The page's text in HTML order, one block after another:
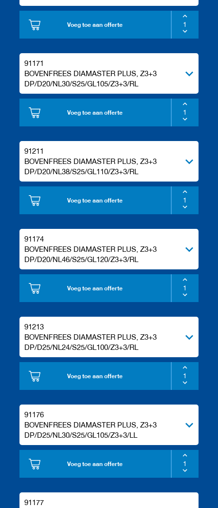
Voeg toe aan offerte
91171
BOVENFREES DIAMASTER PLUS, Z3+3
DP/D20/NL30/S25/GL105/Z3+3/RL
Voeg toe aan offerte
91211
BOVENFREES DIAMASTER PLUS, Z3+3
DP/D20/NL38/S25/GL110/Z3+3/RL
Voeg toe aan offerte
91174
BOVENFREES DIAMASTER PLUS, Z3+3
DP/D20/NL46/S25/GL120/Z3+3/RL
Voeg toe aan offerte
91213
BOVENFREES DIAMASTER PLUS, Z3+3
DP/D25/NL24/S25/GL100/Z3+3/RL
Voeg toe aan offerte
91176
BOVENFREES DIAMASTER PLUS, Z3+3
DP/D25/NL30/S25/GL105/Z3+3/LL
Voeg toe aan offerte
91177